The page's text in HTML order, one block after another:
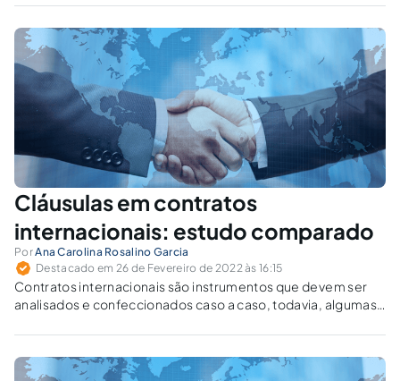
exterior sem registro no Brasil é valido.
Cláusulas em contratos
internacionais: estudo comparado
PorAna Carolina Rosalino Garcia
Destacado em 26 de Fevereiro de 2022 às 16:15
Contratos internacionais são instrumentos que devem ser
analisados e confeccionados caso a caso, todavia, algumas